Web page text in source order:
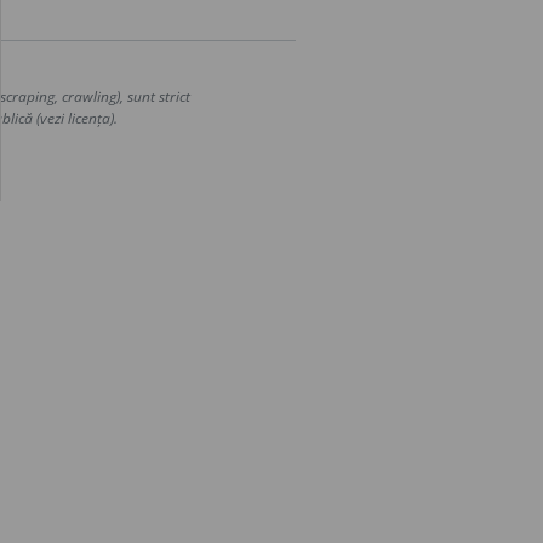
crawling), sunt strict
(vezi licența).